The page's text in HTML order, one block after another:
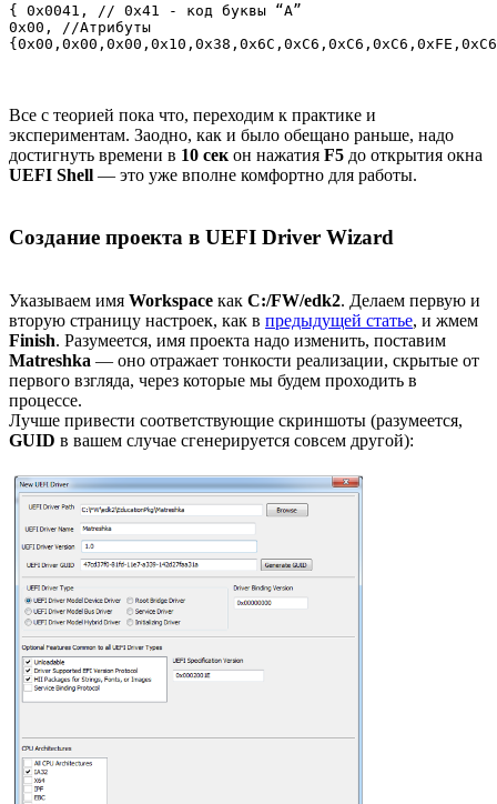
{ 0x0041, // 0x41 - код буквы “A”
0x00, //Атрибуты
Все с теорией пока что, переходим к практике и
экспериментам. Заодно, как и было обещано раньше, надо
достигнуть времени в 10 сек он нажатия F5 до открытия окна
UEFI Shell — это уже вполне комфортно для работы.
Создание проекта в UEFI Driver Wizard
Указываем имя Workspace как C:/FW/edk2. Делаем первую и
вторую страницу настроек, как в предыдущей статье, и жмем
Finish. Разумеется, имя проекта надо изменить, поставим
Matreshka — оно отражает тонкости реализации, скрытые от
первого взгляда, через которые мы будем проходить в
процессе.
Лучше привести соответствующие скриншоты (разумеется,
GUID в вашем случае сгенерируется совсем другой):